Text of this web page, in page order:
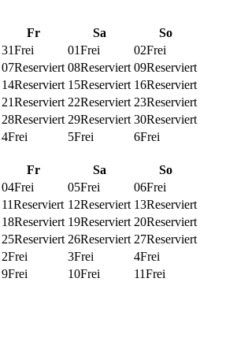
Fr Sa
So
31Frei 01Frei 02Frei
07Reserviert 08Reserviert 09Reserviert
14Reserviert 15Reserviert 16Reserviert
21Reserviert 22Reserviert 23Reserviert
28Reserviert 29Reserviert 30Reserviert
4Frei 5Frei 6Frei
Fr Sa
So
04Frei 05Frei 06Frei
11Reserviert 12Reserviert 13Reserviert
18Reserviert 19Reserviert 20Reserviert
25Reserviert 26Reserviert 27Reserviert
2Frei 3Frei 4Frei
9Frei 10Frei 11Frei